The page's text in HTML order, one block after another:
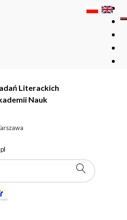
Literackich
Nauk
Akademii Nauk